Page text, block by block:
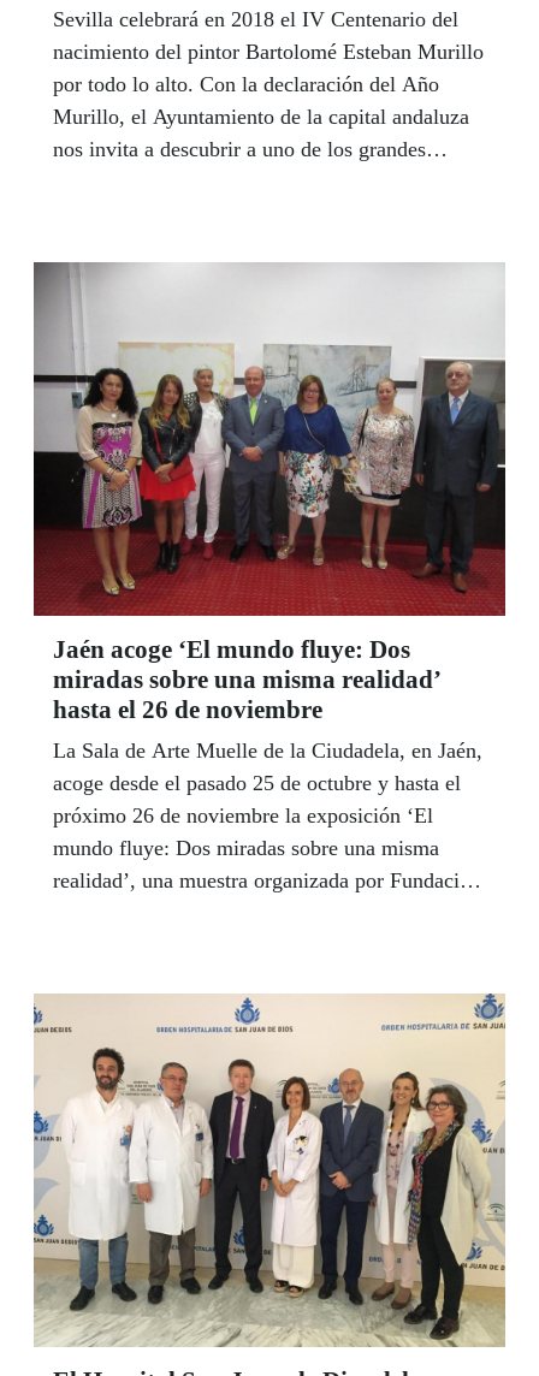
Sevilla celebrará en 2018 el IV Centenario del
nacimiento del pintor Bartolomé Esteban Murillo
por todo lo alto. Con la declaración del Año
Murillo, el Ayuntamiento de la capital andaluza
nos invita a descubrir a uno de los grandes
calendario del próximo año en la ciudad. La
ONCE se sumará a esta celebración con
actividades y talleres en colaboración con el
Ayuntamiento. El Año arrancará el próximo 29
de noviembre con el cupón de la ONCE
dedicado a la figura de Murillo. La directora
general de Cultura del Ayuntamiento de Sevilla,
Isabel Ojeda, nos invita a todos a participar en
esta gran fiesta de la Cultural en Sevilla.
Jaén acoge ‘El mundo fluye: Dos
miradas sobre una misma realidad’
hasta el 26 de noviembre
La Sala de Arte Muelle de la Ciudadela, en Jaén,
acoge desde el pasado 25 de octubre y hasta el
próximo 26 de noviembre la exposición ‘El
mundo fluye: Dos miradas sobre una misma
realidad’, una muestra organizada por Fundación